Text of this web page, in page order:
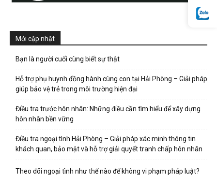
phong
tham
Mới cập nhật
Bạn là người cuối cùng biết sự thật
Hỗ trợ phụ huynh đồng hành cùng con tại Hải Phòng – Giải pháp
giúp bảo vệ trẻ trong môi trường hiện đại
Điều tra trước hôn nhân: Những điều cần tìm hiểu để xây dựng
hôn nhân bền vững
Điều tra ngoại tình Hải Phòng – Giải pháp xác minh thông tin
khách quan, bảo mật và hỗ trợ giải quyết tranh chấp hôn nhân
Theo dõi ngoại tình như thế nào để không vi phạm pháp luật?